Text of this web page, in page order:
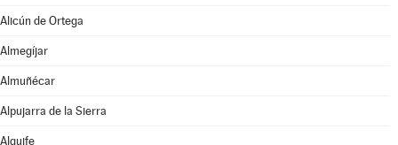
Alicún de Ortega
Almegíjar
Almuñécar
Alpujarra de la Sierra
Alquife